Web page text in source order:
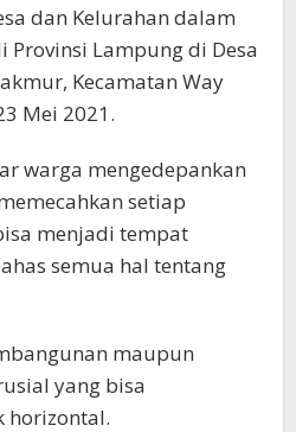
dan Kelurahan dalam
Provinsi Lampung di Desa
Kecamatan Way
Mei 2021.
warga mengedepankan
setiap
menjadi tempat
semua hal tentang
maupun
yang bisa
horizontal.